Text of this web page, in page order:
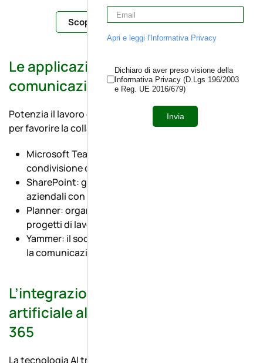
Scopri di più su Microsoft 365
Le applicazioni di collaborazione e
comunicazione di Microsoft 365
Potenzia il lavoro di squadra con strumenti progettati
per favorire la collaborazione in tempo reale:
Microsoft Teams: videoconferenze, chat e
condivisione di documenti in un’unica piattaforma.
SharePoint: gestione e condivisione di contenuti
aziendali con portali interattivi.
Planner: organizzazione e monitoraggio dei
progetti di lavoro.
Yammer: il social network aziendale per rafforzare
la comunicazione interna.
L’integrazione dell’intelligenza
artificiale all’interno di Microsoft
365
La tecnologia AI trasforma Microsoft 365 in uno
Apri e leggi l'Informativa Privacy
Dichiaro di aver preso visione della
Informativa Privacy (D.Lgs 196/2003
e Reg. UE 2016/679)
Invia